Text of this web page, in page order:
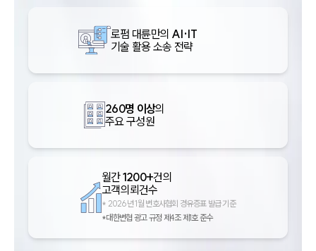
로펌 대륜만의 AI·IT
기술 활용 소송 전략
260명 이상의
주요 구성원
월간1200+건의
고객의뢰건수
* 2026년 1월 변호사협회 경유증표 발급 기준
*대한변협 광고 규정 제4조 제1호 준수